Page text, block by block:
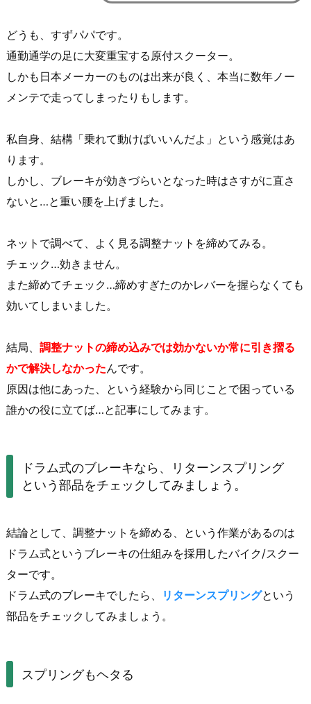
どうも、すずパパです。
通勤通学の足に大変重宝する原付スクーター。
しかも日本メーカーのものは出来が良く、本当に数年ノー
メンテで走ってしまったりもします。
私自身、結構「乗れて動けばいいんだよ」という感覚はあ
ります。
しかし、ブレーキが効きづらいとなった時はさすがに直さ
ないと…と重い腰を上げました。
ネットで調べて、よく見る調整ナットを締めてみる。
チェック…効きません。
また締めてチェック…締めすぎたのかレバーを握らなくても
効いてしまいました。
結局、 調整ナットの締め込みでは効かないか常に引き摺る
かで解決しなかったんです。
原因は他にあった、という経験から同じことで困っている
誰かの役に立てば…と記事にしてみます。
ドラム式のブレーキなら、リターンスプリング
という部品をチェックしてみましょう。
結論として、調整ナットを締める、という作業があるのは
ドラム式というブレーキの仕組みを採用したバイク/スクー
ターです。
ドラム式のブレーキでしたら、
リターンスプリングという
部品をチェックしてみましょう。
スプリングもヘタる